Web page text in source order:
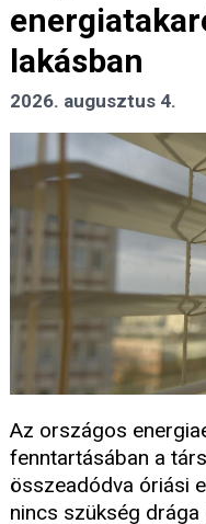
lakásban
2026. augusztus 4.
Az országos
fenntartásában a
összeadódva óriási
nincs szükség